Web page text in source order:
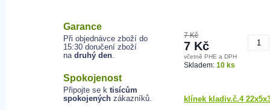
Garance
Při objednávce zboží do
15:30 doručení zboží
na druhý den.
Spokojenost
Připojte se k tisícům
spokojených zákazníků.
7 Kč
7 Kč
včetně PHE a DPH
Skladem: 10 ks
klínek kladiv.č.4